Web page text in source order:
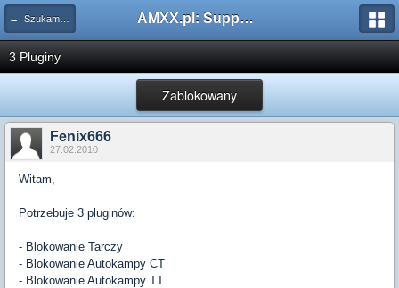
← Szukam pluginu AMXX.pl: Support AMX Mod X i SourceMod
3 Pluginy
Zablokowany
Fenix666
27.02.2010
Witam,
Potrzebuje 3 pluginów:
- Blokowanie Tarczy
- Blokowanie Autokampy CT
- Blokowanie Autokampy TT